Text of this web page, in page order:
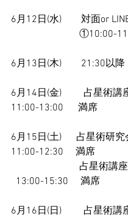
6月12日(水)　　対面or
①10:00-
6月13日(木)　　21:30以降
6月14日(金)　　 占
11:00-13:00  　満席
6月15日(土)　  占星
11:00-12:30　 満席
占星術講座
  13:00-15:30　 満席
6月16日(日)　     占星術講